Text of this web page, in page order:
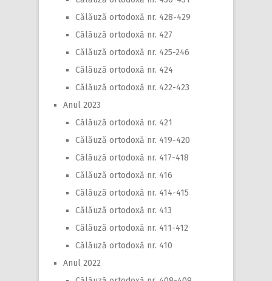
Călăuză ortodoxă nr. 428-429
Călăuză ortodoxă nr. 427
Călăuză ortodoxă nr. 425-246
Călăuză ortodoxă nr. 424
Călăuză ortodoxă nr. 422-423
Anul 2023
Călăuză ortodoxă nr. 421
Călăuză ortodoxă nr. 419-420
Călăuză ortodoxă nr. 417-418
Călăuză ortodoxă nr. 416
Călăuză ortodoxă nr. 414-415
Călăuză ortodoxă nr. 413
Călăuză ortodoxă nr. 411-412
Călăuză ortodoxă nr. 410
Anul 2022